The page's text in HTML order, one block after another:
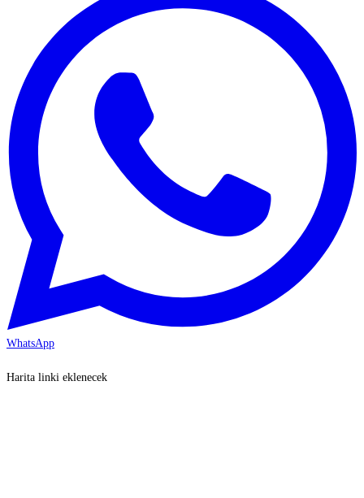
WhatsApp
Harita linki eklenecek